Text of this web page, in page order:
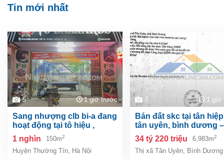
Tin mới nhất
5 1 giờ trước
sang nhượng clb bi-a đang
hoạt động tại tô hiệu ,
thường tín, hà nội
1 nghìn 150m2
Huyện Thường Tín, Hà Nội
5 1 giờ
bán đất skc tại tân hiệp, tp.
tân uyên, bình dương –
6.983m²
34 tỷ 220 triệu 6,983m2
Thị xã Tân Uyên, Bình Dương